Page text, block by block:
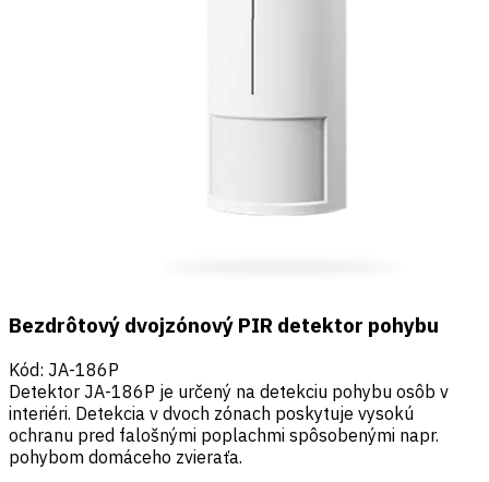
Bezdrôtový dvojzónový PIR detektor pohybu
Kód: JA-186P
Detektor JA-186P je určený na detekciu pohybu osôb v
interiéri. Detekcia v dvoch zónach poskytuje vysokú
ochranu pred falošnými poplachmi spôsobenými napr.
pohybom domáceho zvieraťa.